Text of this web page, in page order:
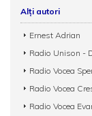
Alți autori
Ernest Adrian
Radio Unison -
Radio Vocea
Radio Vocea
Radio Vocea